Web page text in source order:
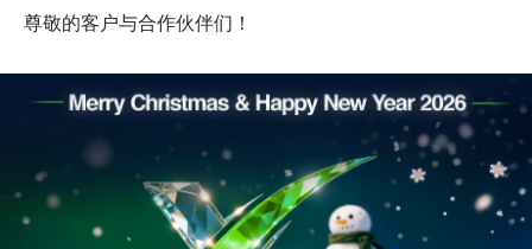
尊敬的客户与合作伙伴们！